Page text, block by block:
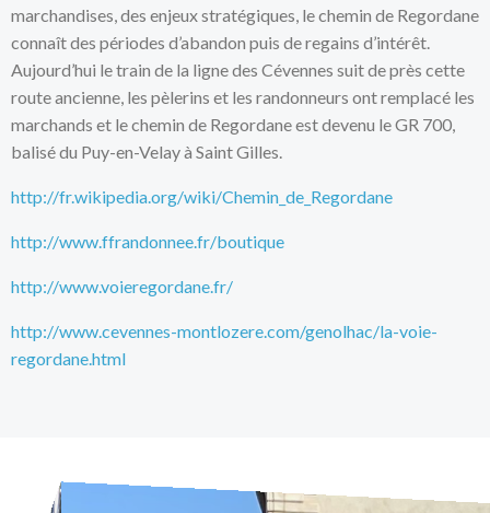
marchandises, des enjeux stratégiques, le chemin de Regordane
connaît des périodes d’abandon puis de regains d’intérêt.
Aujourd’hui le train de la ligne des Cévennes suit de près cette
route ancienne, les pèlerins et les randonneurs ont remplacé les
marchands et le chemin de Regordane est devenu le GR 700,
balisé du Puy-en-Velay à Saint Gilles.
http://fr.wikipedia.org/wiki/Chemin_de_Regordane
http://www.ffrandonnee.fr/boutique
http://www.voieregordane.fr/
http://www.cevennes-montlozere.com/genolhac/la-voie-
regordane.html